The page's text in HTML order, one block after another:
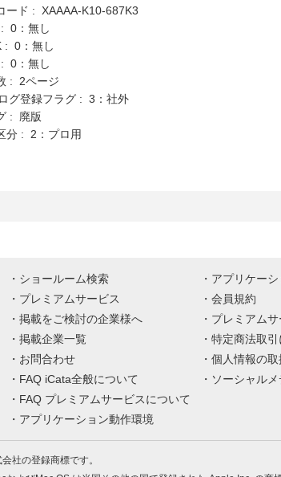
ード : XAAAA-K10-687K3
0：無し
: 0：無し
0：無し
: 2ページ
グ登録フラグ : 3：社外
: 廃版
分 : 2：プロ用
ショールーム検索
プレミアムサービス
掲載をご検討の企業様へ
掲載企業一覧
お問合わせ
FAQ iCata全般について
FAQ プレミアムサービスについて
アプリケーション動作環境
アプリケー
会員規約
プレミアム
特定商法取
個人情報の
ソーシャル
社の登録商標です。